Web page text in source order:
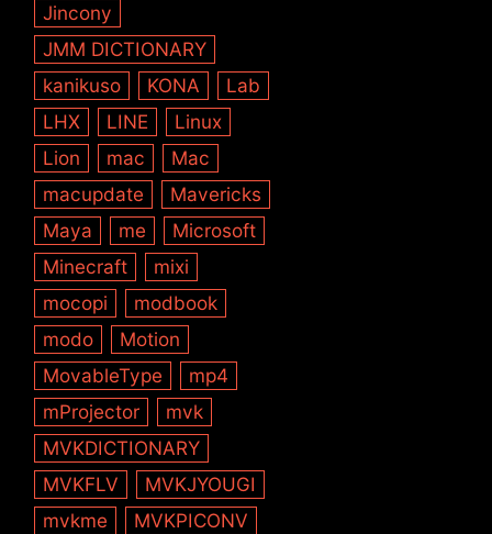
Jincony
JMM DICTIONARY
kanikuso
KONA
Lab
LHX
LINE
Linux
Lion
mac
Mac
macupdate
Mavericks
Maya
me
Microsoft
Minecraft
mixi
mocopi
modbook
modo
Motion
MovableType
mp4
mProjector
mvk
MVKDICTIONARY
MVKFLV
MVKJYOUGI
mvkme
MVKPICONV